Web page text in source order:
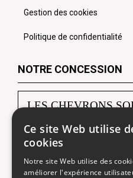
Gestion des cookies
Politique de confidentialité
NOTRE CONCESSION
LES CHEVRONS
88, route de Borre
59190 HAZEBROUCK
Tél : 03 28 42 92 92
Ce site Web utilise
cookies
Notre site Web utilise des
améliorer l'expérience